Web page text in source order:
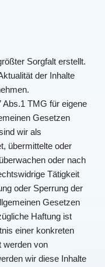
Sorgfalt erstellt.
der Inhalte
TMG für eigene
Gesetzen
wir als
übermittelte oder
oder nach
Tätigkeit
oder Sperrung der
Gesetzen
Haftung ist
einer konkreten
werden von
wir diese Inhalte